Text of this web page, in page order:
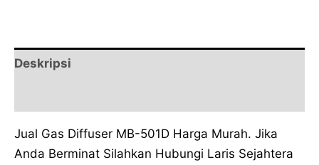
Deskripsi
Jual Gas Diffuser MB-501D Harga Murah. Jika
Anda Berminat Silahkan Hubungi Laris Sejahtera